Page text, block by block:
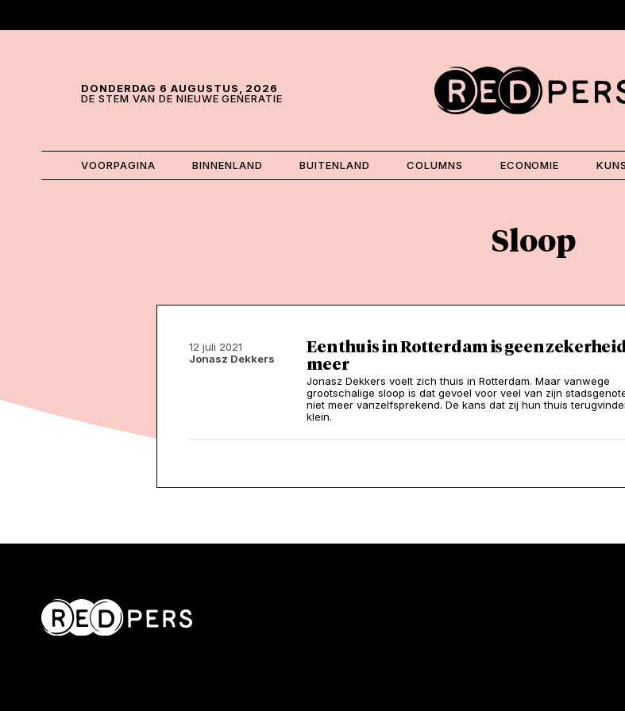
DONDERDAG 6 AUGUSTUS, 2026
DE STEM VAN DE NIEUWE GENERATIE
VOORPAGINA BINNENLAND BUITENLAND COLUMNS ECONOMIE
Sloop
12 juli 2021
Jonasz Dekkers
Een thuis in Rotterdam is geen
meer
Jonasz Dekkers voelt zich thuis in Rotterdam. Maar vanwege
grootschalige sloop is dat gevoel voor veel van zijn
niet meer vanzelfsprekend. De kans dat zij hun thuis
klein.